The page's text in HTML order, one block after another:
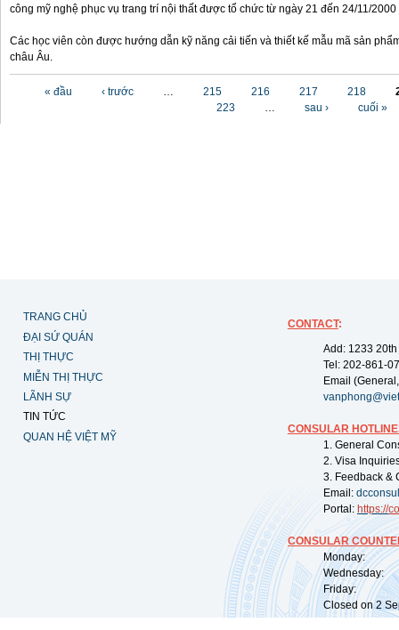
công mỹ nghệ phục vụ trang trí nội thất được tổ chức từ ngày 21 đến 24/11/2000
Các học viên còn được hướng dẫn kỹ năng cải tiến và thiết kế mẫu mã sản
châu Âu.
« đầu ‹ trước … 215 216 217 218
223
… sau › cuối »
TRANG CHỦ
ĐẠI SỨ QUÁN
THỊ THỰC
MIỄN THỊ THỰC
LÃNH SỰ
TIN TỨC
QUAN HỆ VIỆT MỸ
CONTACT:
Add: 1233
Tel: 202-861-
Email
CONSULAR
1. General
2. Visa
3. Feedback &
Email:
Portal: https://
CONSULAR
Monday:
Wednesday:
Friday:
Closed on 2